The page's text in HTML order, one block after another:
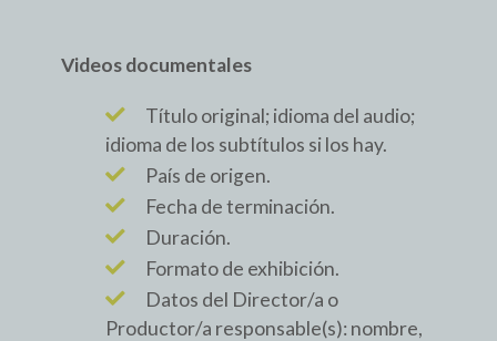
Videos documentales
Título original; idioma del audio;
idioma de los subtítulos si los hay.
País de origen.
Fecha de terminación.
Duración.
Formato de exhibición.
Datos del Director/a o
Productor/a responsable(s): nombre,